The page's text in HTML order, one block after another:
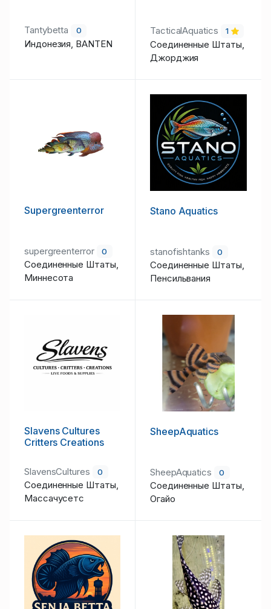
Tantybetta 0
Индонезия, BANTEN
TacticalAquatics 1
Соединенные Штаты,
Джорджия
Supergreenterror
supergreenterror 0
Соединенные Штаты,
Миннесота
Stano Aquatics
stanofishtanks 0
Соединенные Штаты,
Пенсильвания
Slavens Cultures
Critters Creations
SlavensCultures 0
Соединенные Штаты,
Массачусетс
SheepAquatics
SheepAquatics 0
Соединенные Штаты,
Огайо